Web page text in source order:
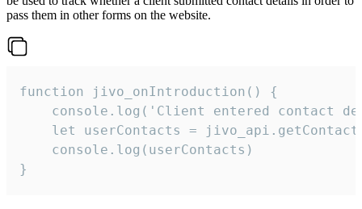
pass them in other forms on the website.
function jivo_onIntroduction() {
console.log('Client entered contact
let userContacts =
    console.log(userContacts)
}